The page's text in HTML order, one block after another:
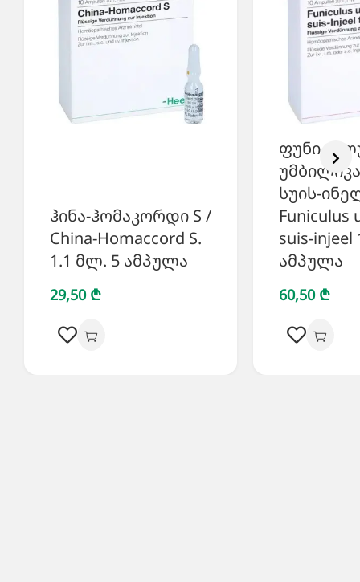
ჰინა-ჰომაკორდი S /
China-Homaccord S.
1.1 მლ. 5 ამპულა
29,50 ₾
სუის-
Funiculus
suis-
ამპულა
60,50 ₾